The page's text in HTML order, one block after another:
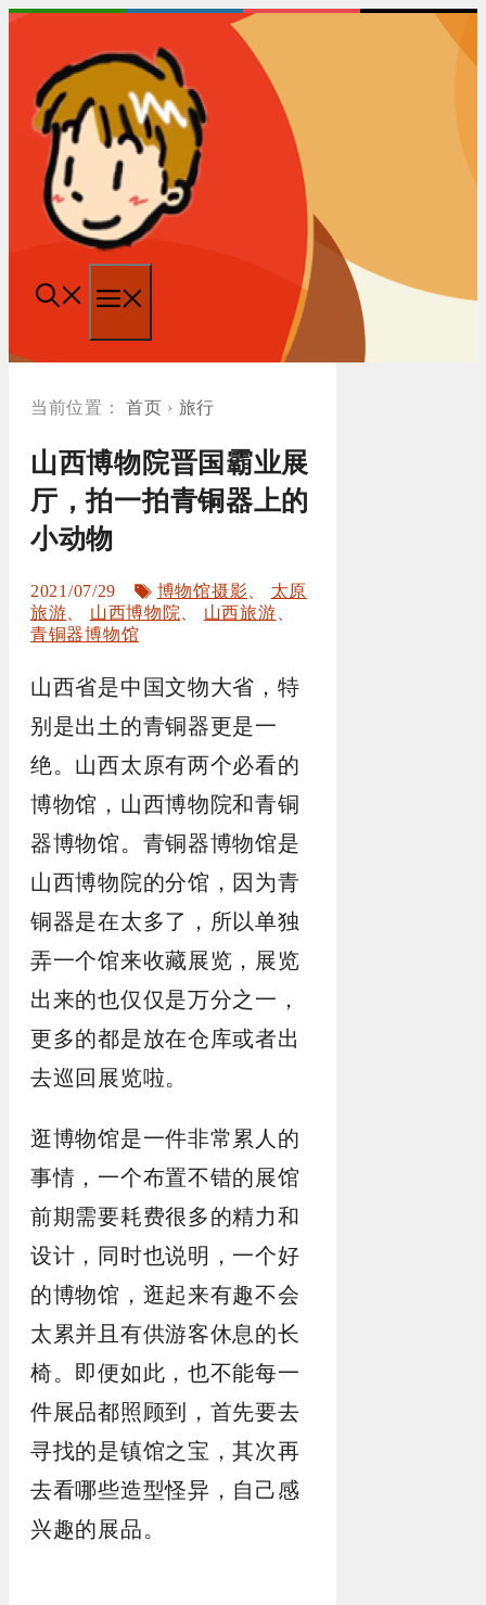
跳
单
首页 › 旅行
山西博物院晋国霸业展
厅，拍一拍青铜器上的
小动物
2021/07/29
标
签
博物馆摄影
太原
旅游
山西博物院 山西旅游
青铜器博物馆
山西省是中国文物大省，特
别是出土的青铜器更是一
绝。山西太原有两个必看的
博物馆，山西博物院和青铜
器博物馆。青铜器博物馆是
山西博物院的分馆，因为青
铜器是在太多了，所以单独
弄一个馆来收藏展览，展览
出来的也仅仅是万分之一，
更多的都是放在仓库或者出
去巡回展览啦。
逛博物馆是一件非常累人的
事情，一个布置不错的展馆
前期需要耗费很多的精力和
设计，同时也说明，一个好
的博物馆，逛起来有趣不会
太累并且有供游客休息的长
椅。即便如此，也不能每一
件展品都照顾到，首先要去
寻找的是镇馆之宝，其次再
去看哪些造型怪异，自己感
兴趣的展品。